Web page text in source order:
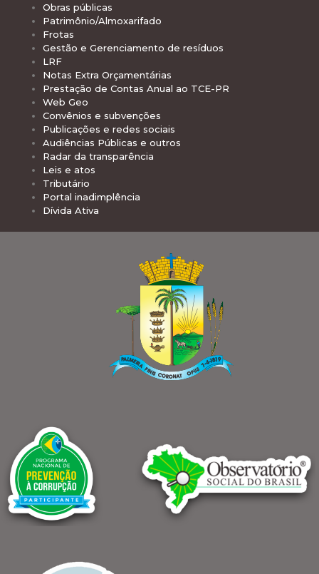
Obras públicas
Patrimônio/Almoxarifado
Frotas
Gestão e Gerenciamento de resíduos
LRF
Notas Extra Orçamentárias
Prestação de Contas Anual ao TCE-PR
Web Geo
Convênios e subvenções
Publicações e redes sociais
Audiências Públicas e outros
Radar da transparência
Leis e atos
Tributário
Portal inadimplência
Dívida Ativa